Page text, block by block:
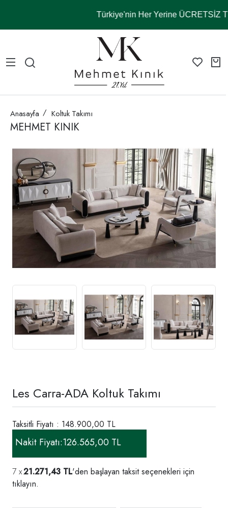
Türkiye'nin Her Yerine ÜCRETSİZ
Anasayfa Koltuk Takımı
MEHMET KINIK
Les Carra-ADA Koltuk Takımı
Taksitli Fiyatı : 148.900,00 TL
Nakit Fiyatı:126.565,00 TL
21.271,43 TL'den başlayan taksit seçenekleri için
tıklayın.